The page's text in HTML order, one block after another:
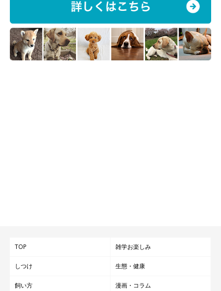
TOP 雑学お楽しみ
しつけ 生態・健康
飼い方 漫画・コラム